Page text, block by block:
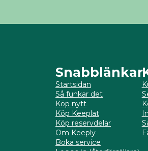
Snabblänkar
Startsidan
Så funkar det
Köp nytt
Köp Keeplat
Köp reservdelar
Om Keeply
Boka service